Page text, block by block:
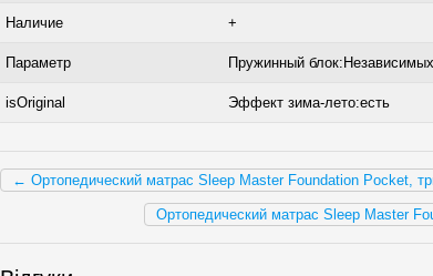
Наличие +
Параметр Пружинный
isOriginal Эффект зима-лето:есть
← Ортопедический матрас Sleep Master Foundation Pocket,
Ортопедический матрас Sleep Master